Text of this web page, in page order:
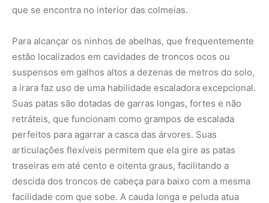
que se encontra no interior das colmeias.
Para alcançar os ninhos de abelhas, que frequentemente
estão localizados em cavidades de troncos ocos ou
suspensos em galhos altos a dezenas de metros do solo,
a irara faz uso de uma habilidade escaladora excepcional.
Suas patas são dotadas de garras longas, fortes e não
retráteis, que funcionam como grampos de escalada
perfeitos para agarrar a casca das árvores. Suas
articulações flexíveis permitem que ela gire as patas
traseiras em até cento e oitenta graus, facilitando a
descida dos troncos de cabeça para baixo com a mesma
facilidade com que sobe. A cauda longa e peluda atua